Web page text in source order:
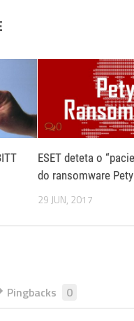
0
ESET deteta o
do ransomware
29 JUN, 2017
Pingbacks 0